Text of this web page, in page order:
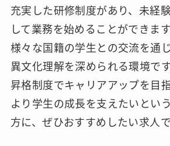
充実した研修制度があり、未経
して業務を始めることができます
様々な国籍の学生との交流を通
異文化理解を深められる環境です
昇格制度でキャリアアップを目
より学生の成長を支えたいとい
方に、ぜひおすすめしたい求人で